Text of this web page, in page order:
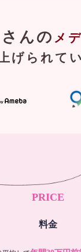
んの メ
げられて
PRICE
料金